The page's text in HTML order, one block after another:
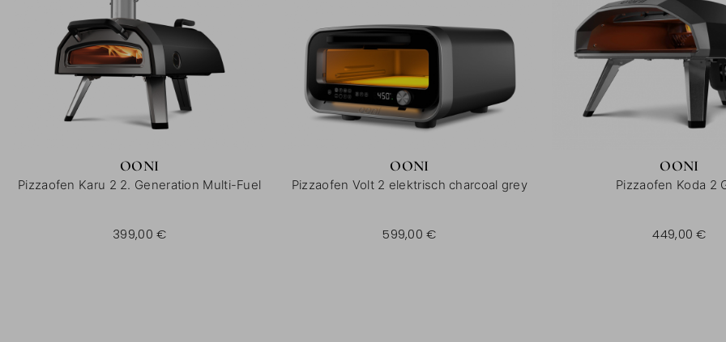
OONI
Pizzaofen Karu 2 2. Generation Multi-Fuel
399,00 €
OONI
Pizzaofen Volt 2 elektrisch charcoal grey
599,00 €
OONI
Pizzaofen Koda 2
449,00 €